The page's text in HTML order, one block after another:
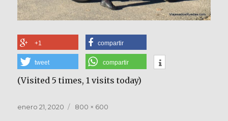
+1 compartir
tweet compartir
(Visited 5 times, 1 visits today)
Publicado
enero 21, 2020
Tamaño
800 × 600